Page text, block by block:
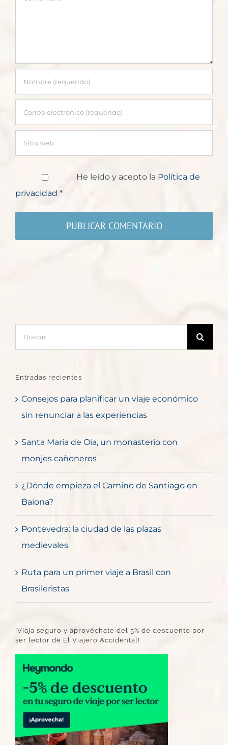
He leído y acepto la Política de
privacidad *
Entradas recientes
Consejos para planificar un viaje económico
sin renunciar a las experiencias
Santa María de Oia, un monasterio con
monjes cañoneros
¿Dónde empieza el Camino de Santiago en
Baiona?
Pontevedra: la ciudad de las plazas
medievales
Ruta para un primer viaje a Brasil con
Brasileristas
¡Viaja seguro y aprovéchate del 5% de descuento por
ser lector de El Viajero Accidental!